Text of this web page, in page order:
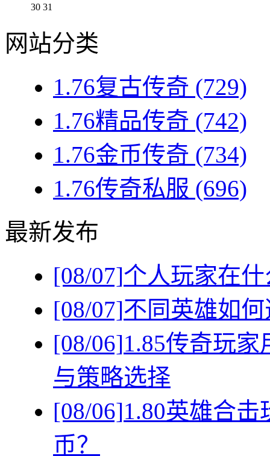
30 31
网站分类
1.76复古传奇 (729)
1.76精品传奇 (742)
1.76金币传奇 (734)
1.76传奇私服 (696)
最新发布
[08/07]个人玩家在
[08/07]不同英雄如
[08/06]1.85传奇玩
与策略选择
[08/06]1.80英雄合
币？